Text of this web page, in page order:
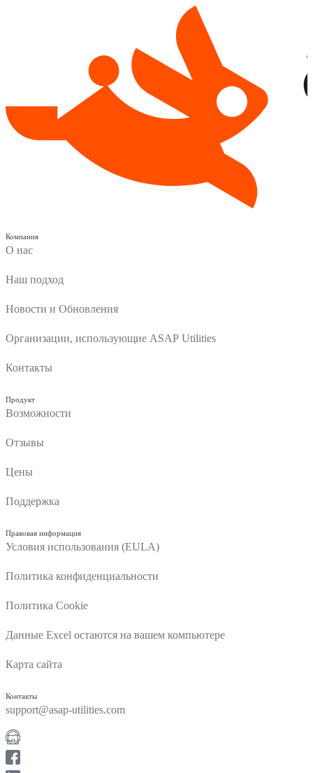
Компания
О нас
Наш подход
Новости и Обновления
Организации, использующие ASAP Utilities
Контакты
Продукт
Возможности
Отзывы
Цены
Поддержка
Правовая информация
Условия использования (EULA)
Политика конфиденциальности
Политика Cookie
Данные Excel остаются на вашем компьютере
Карта сайта
Контакты
support@asap-utilities.com